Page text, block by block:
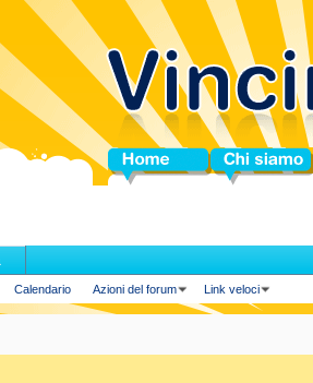
Home Chi siamo
Calendario Azioni del forum Link veloci